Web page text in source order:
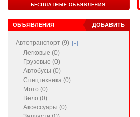
ДОБАВИТЬ
ОБЪЯВЛЕНИЯ
Автотранспорт (9)
Легковые (0)
Грузовые (0)
Автобусы (0)
Спецтехника (0)
Мото (0)
Вело (0)
Аксессуары (0)